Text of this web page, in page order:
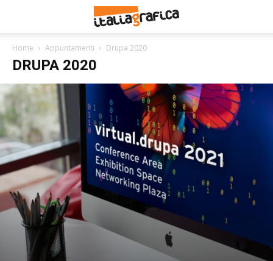
Home Appuntamenti Drupa 2020
DRUPA 2020